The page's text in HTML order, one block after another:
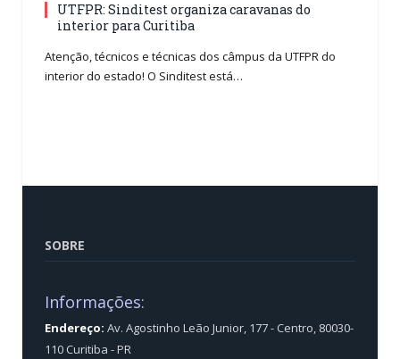
UTFPR: Sinditest organiza caravanas do
interior para Curitiba
Atenção, técnicos e técnicas dos câmpus da UTFPR do
interior do estado! O Sinditest está…
SOBRE
Informações:
Endereço: Av. Agostinho Leão Junior, 177 - Centro, 80030-
110 Curitiba - PR